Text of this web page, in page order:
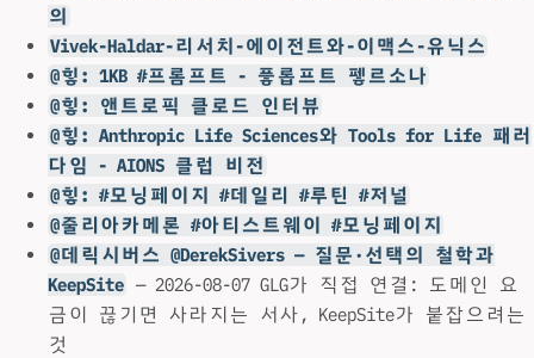
의
Vivek-Haldar-리서치-에이전트와-이맥스-유닉스
@힣: 1KB #프롬프트 - 픟롭프트 펳르소나
@힣: 앤트로픽 클로드 인터뷰
@힣: Anthropic Life Sciences와 Tools for Life 패러
다임 - AIONS 클럽 비전
@힣: #모닝페이지 #데일리 #루틴 #저널
@줄리아카메론 #아티스트웨이 #모닝페이지
@데릭시버스 @DerekSivers — 질문·선택의 철학과
KeepSite — 2026-08-07 GLG가 직접 연결: 도메인 요
금이 끊기면 사라지는 서사, KeepSite가 붙잡으려는
것